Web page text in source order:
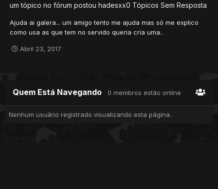
um tópico no fórum postou hadesxx0 Tópicos Sem Resposta
Ajuda ai galera... um amigo tento me ajuda mas só me explico
como usa as que tem no servido queria cria uma..
Abril 23, 2017
Quem Está Navegando 0 membros estão online
Nenhum usuário registrado visualizando esta página.